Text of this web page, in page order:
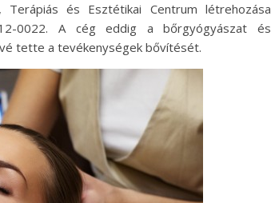
és Esztétikai Centrum létrehozása
0022. A cég eddig a bőrgyógyászat és
tette a tevékenységek bővítését.